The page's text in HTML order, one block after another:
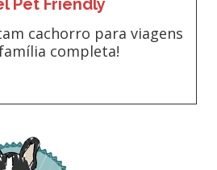
Pet Friendly
cachorro para viagens
completa!